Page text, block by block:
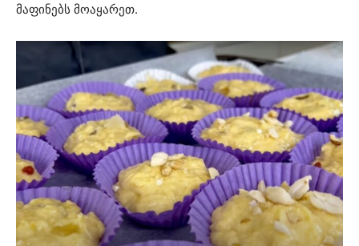
მაფინებს მოაყარეთ.